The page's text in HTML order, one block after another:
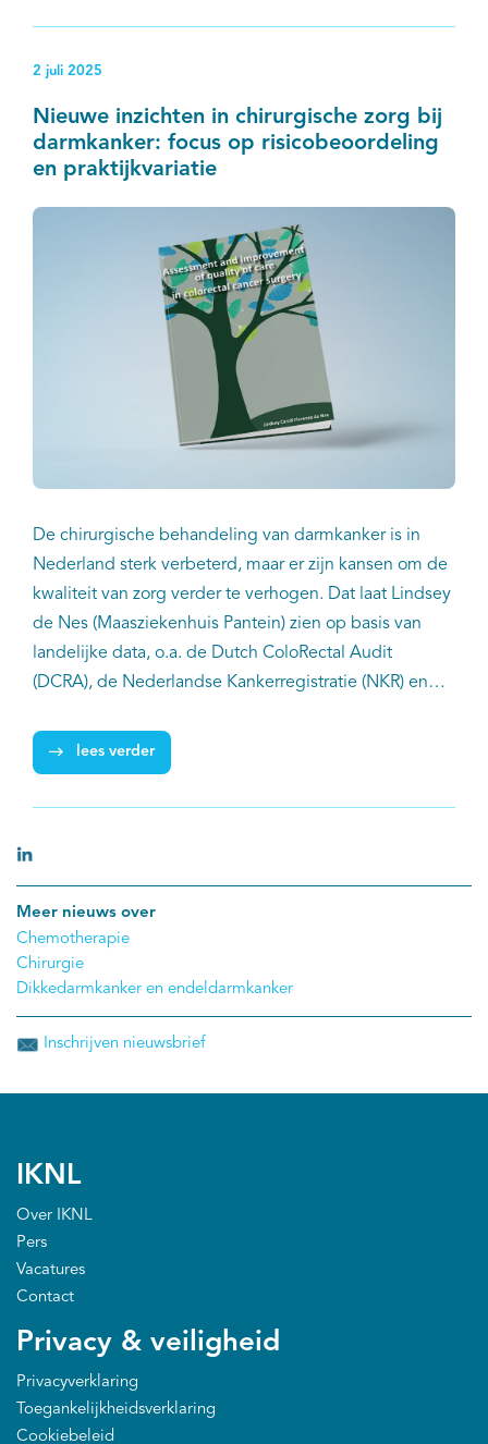
2 juli 2025
Nieuwe inzichten in chirurgische zorg bij
darmkanker: focus op risicobeoordeling
en praktijkvariatie
De chirurgische behandeling van darmkanker is in
Nederland sterk verbeterd, maar er zijn kansen om de
kwaliteit van zorg verder te verhogen. Dat laat Lindsey
de Nes (Maasziekenhuis Pantein) zien op basis van
landelijke data, o.a. de Dutch ColoRectal Audit
(DCRA), de Nederlandse Kankerregistratie (NKR) en
risicobeoordeling, maatwerk bij oudere patiënten en
meer uniforme behandelstrategieën de chirurgische
lees verder
Meer nieuws over
Chemotherapie
Chirurgie
Dikkedarmkanker en endeldarmkanker
Inschrijven nieuwsbrief
IKNL
Over IKNL
Pers
Vacatures
Contact
Privacy & veiligheid
Privacyverklaring
Toegankelijkheidsverklaring
Cookiebeleid